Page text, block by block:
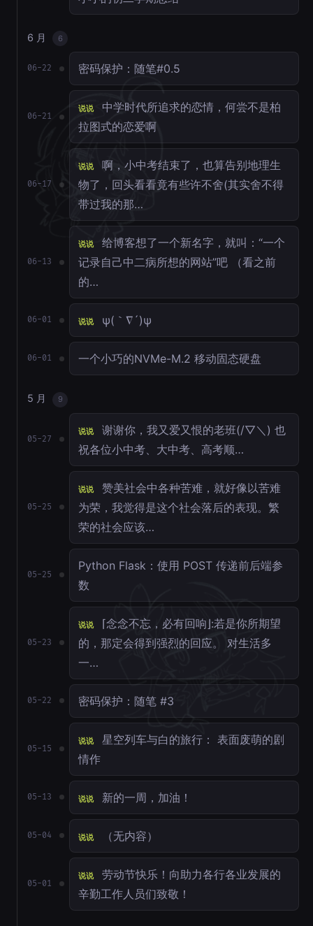
6 月 6
06-22 密码保护：随笔#0.5
06-21
说说
中学时代所追求的恋情，何尝不是柏
拉图式的恋爱啊
06-17
说说
啊，小中考结束了，也算告别地理生
物了，回头看看竟有些许不舍(其实舍不得
带过我的那…
06-13
说说
给博客想了一个新名字，就叫：“一个
记录自己中二病所想的网站”吧 （看之前
的…
06-01 说说 ψ(｀∇´)ψ
06-01 一个小巧的NVMe-M.2 移动固态硬盘
5 月 9
05-27
说说
谢谢你，我又爱又恨的老班(/▽＼) 也
祝各位小中考、大中考、高考顺…
05-25
说说
赞美社会中各种苦难，就好像以苦难
为荣，我觉得是这个社会落后的表现。繁
荣的社会应该…
05-25
Python Flask：使用 POST 传递前后端参
数
05-23
说说
⌈念念不忘，必有回响⌋:若是你所期望
的，那定会得到强烈的回应。 对生活多
一…
05-22 密码保护：随笔 #3
05-15
说说
星空列车与白的旅行： 表面废萌的剧
情作
05-13 说说 新的一周，加油！
05-04 说说 （无内容）
05-01
说说
劳动节快乐！向助力各行各业发展的
辛勤工作人员们致敬！